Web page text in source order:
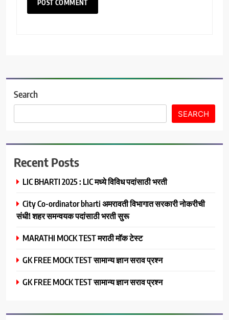
Search
SEARCH
Recent Posts
LIC BHARTI 2025 : LIC मध्ये विविध पदांसाठी भरती
City Co-ordinator bharti अमरावती विभागात सरकारी नोकरीची
संधी! शहर समन्वयक पदांसाठी भरती सुरू
MARATHI MOCK TEST मराठी मॉक टेस्ट
GK FREE MOCK TEST सामान्य ज्ञान सराव प्रश्न
GK FREE MOCK TEST सामान्य ज्ञान सराव प्रश्न